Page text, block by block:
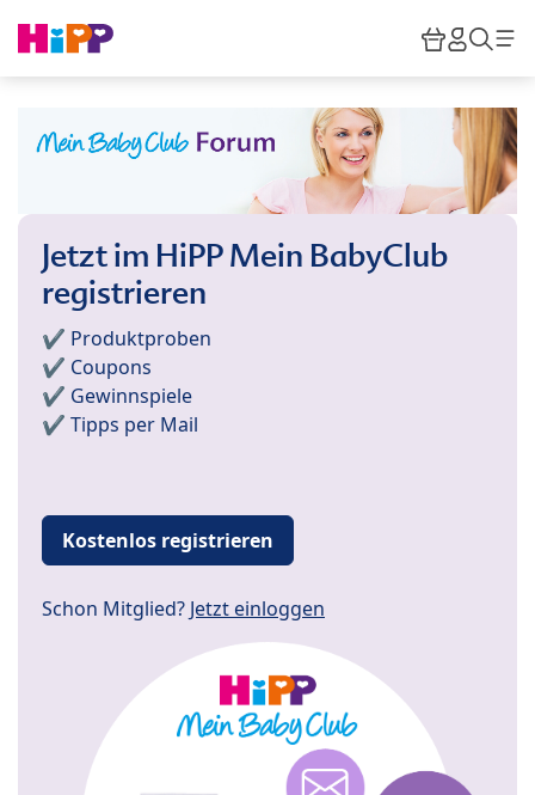
HiPP
Jetzt im HiPP Mein BabyClub
registrieren
✔️ Produktproben
✔️ Coupons
✔️ Gewinnspiele
✔️ Tipps per Mail
Kostenlos registrieren
Schon Mitglied? Jetzt einloggen